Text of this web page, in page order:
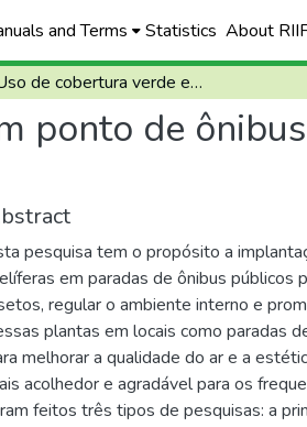
and Terms Statistics About
Uso de cobertura verde em ponto de ônibus: melhorias ambientais e o bem-estar social
ponto de
pesquisa tem o propósito a
em paradas de ônibus públicos
regular o ambiente interno e
plantas em locais como paradas
melhorar a qualidade do ar e a
acolhedor e agradável para os
feitos três tipos de pesquisas: a